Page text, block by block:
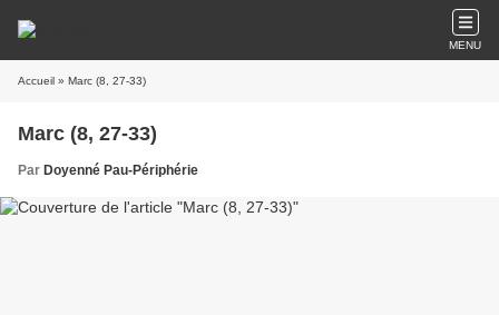
MENU
Accueil » Marc (8, 27-33)
Marc (8, 27-33)
Par Doyenné Pau-Périphérie